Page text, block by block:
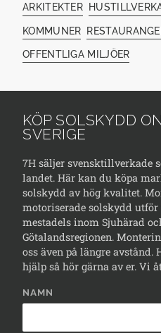
ARKITEKTER
KOMMUNER
OFFENTLIGA MILJÖER
KÖP SOLSKYDD
SVERIGE
7H säljer svensktillverkade
landet. Här kan du köpa
solskydd av hög kvalitet.
motoriserade solskydd utför
mestadels inom Sjuhärad
Götalandsregionen.
oss även på längre
hjälp så hör gärna av er. Vi
NAMN